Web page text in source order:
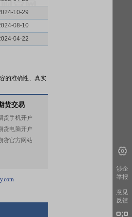
10-29
08-10
04-22
的准确性、真实
货交易
货手机开户
货电脑开户
货官方网站
涉企
举报
意见
反馈